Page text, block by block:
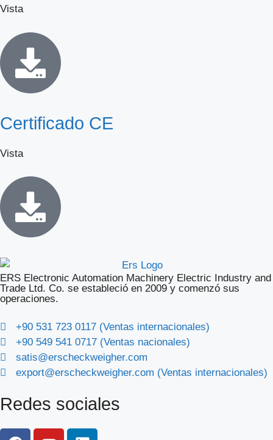
Vista
Certificado CE
Vista
ERS Electronic Automation Machinery Electric Industry and
Trade Ltd. Co. se estableció en 2009 y comenzó sus
operaciones.
+90 531 723 0117 (Ventas internacionales)
+90 549 541 0717 (Ventas nacionales)
satis@erscheckweigher.com
export@erscheckweigher.com (Ventas internacionales)
Redes sociales